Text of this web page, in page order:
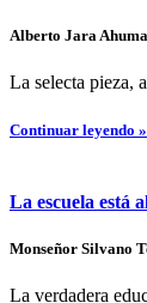
Alberto Jara
La selecta pieza,
Continuar leyendo »
La escuela está
Monseñor Silvano
La verdadera